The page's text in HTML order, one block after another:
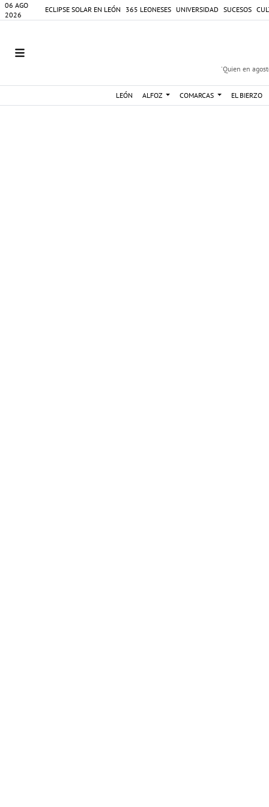
06 AGO
2026
ECLIPSE SOLAR EN LEÓN 365 LEONESES UNIVERSIDAD SUCESOS
'Quien en
LEÓN ALFOZ COMARCAS EL BIERZO